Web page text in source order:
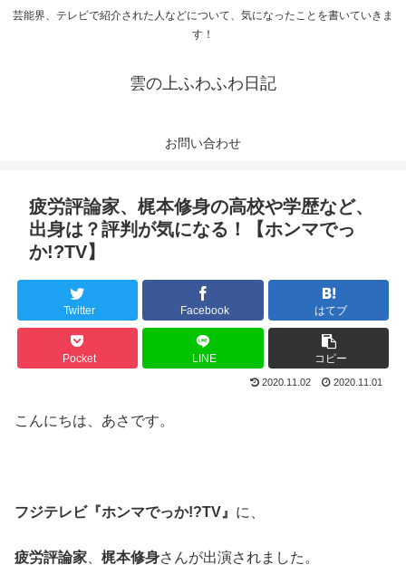
芸能界、テレビで紹介された人などについて、気になったことを書いていきま
す！
雲の上ふわふわ日記
お問い合わせ
疲労評論家、梶本修身の高校や学歴など、
出身は？評判が気になる！【ホンマでっ
か!?TV】
Twitter Facebook はてブ
Pocket LINE コピー
2020.11.02 2020.11.01
こんにちは、あさです。
フジテレビ『ホンマでっか!?TV』 に、
疲労評論家 梶本修身さんが出演されました。